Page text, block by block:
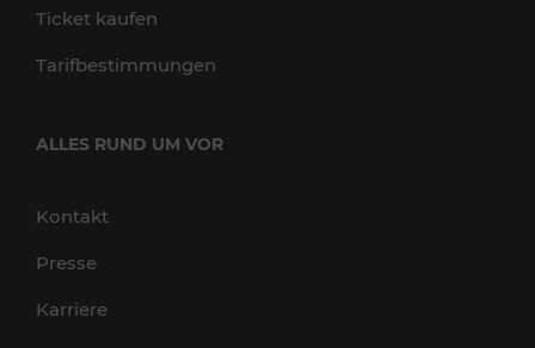
Ticket kaufen
Tarifbestimmungen
ALLES RUND UM VOR
Kontakt
Presse
Karriere